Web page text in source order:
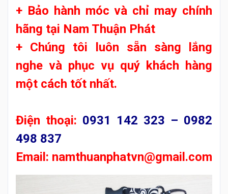
+ Bảo hành móc và chỉ may chính
hãng tại Nam Thuận Phát
+ Chúng tôi luôn sẵn sàng lắng
nghe và phục vụ quý khách hàng
một cách tốt nhất.
Điện thoại: 0931 142 323 – 0982
498 837
Email: namthuanphatvn@gmail.com